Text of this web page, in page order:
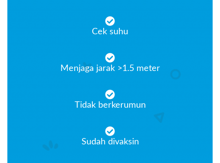
Cek suhu
Menjaga jarak >1.5 meter
Tidak berkerumun
Sudah divaksin